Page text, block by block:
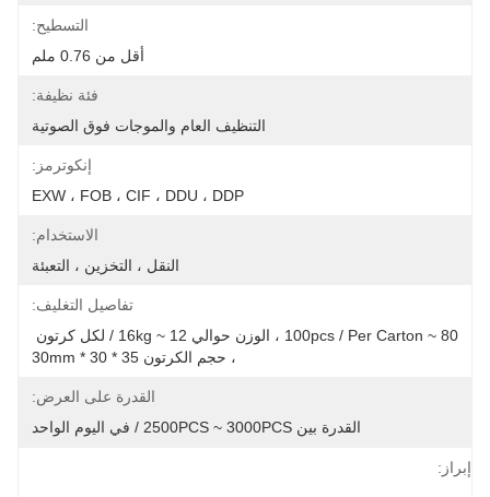
التسطيح:
أقل من 0.76 ملم
فئة نظيفة:
التنظيف العام والموجات فوق الصوتية
إنكوترمز:
EXW ، FOB ، CIF ، DDU ، DDP
الاستخدام:
النقل ، التخزين ، التعبئة
تفاصيل التغليف:
80 ~ 100pcs / Per Carton ، الوزن حوالي 12 ~ 16kg / لكل كرتون
، حجم الكرتون 35 * 30 * 30mm
القدرة على العرض:
القدرة بين 2500PCS ~ 3000PCS / في اليوم الواحد
إبراز: